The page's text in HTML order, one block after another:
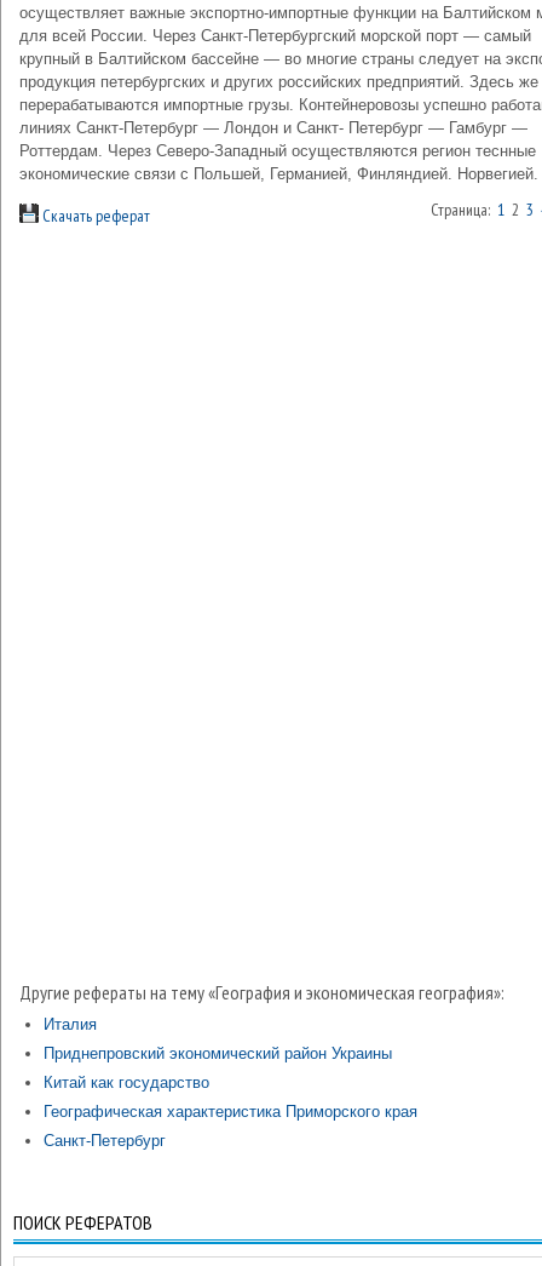
осуществляет важные экспортно-импортные функции на Балтийском
для всей России. Через Санкт-Петербургский морской порт — самый
крупный в Балтийском бассейне — во многие страны следует на
продукция петербургских и других российских предприятий. Здесь же
перерабатываются импортные грузы. Контейнеровозы успешно
линиях Санкт-Петербург — Лондон и Санкт- Петербург — Гамбург —
Роттердам. Через Северо-Западный осуществляются регион теснные
экономические связи с Польшей, Германией, Финляндией. Норвегией.
Скачать реферат Страница: 1 2 3
Другие рефераты на тему «География и экономическая география»:
Италия
Приднепровский экономический район Украины
Китай как государство
Географическая характеристика Приморского края
Санкт-Петербург
ПОИСК РЕФЕРАТОВ